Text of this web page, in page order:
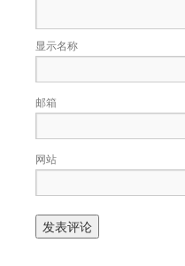
显示名称
邮箱
网站